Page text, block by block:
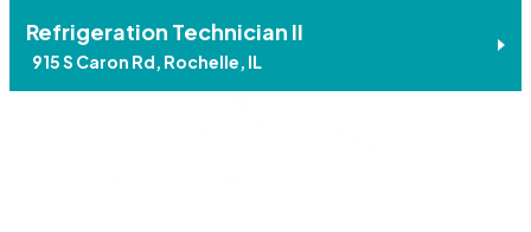
Refrigeration Technician II
915 S Caron Rd, Rochelle, IL